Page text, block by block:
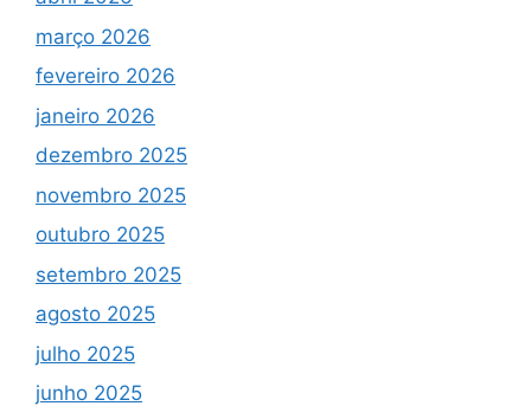
março 2026
fevereiro 2026
janeiro 2026
dezembro 2025
novembro 2025
outubro 2025
setembro 2025
agosto 2025
julho 2025
junho 2025